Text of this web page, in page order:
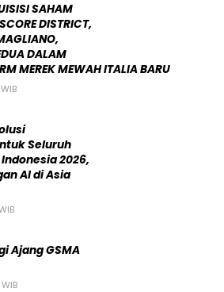
SAHAM
DISTRICT,
DALAM
MEREK MEWAH ITALIA BARU
Seluruh
2026,
AI di Asia
Ajang GSMA